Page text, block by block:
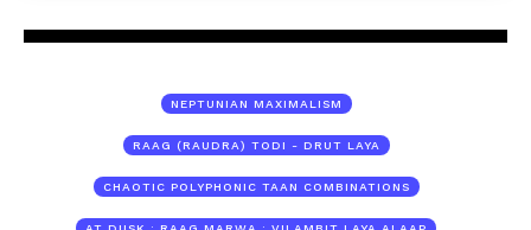
NEPTUNIAN MAXIMALISM
RAAG (RAUDRA) TODI - DRUT LAYA
CHAOTIC POLYPHONIC TAAN COMBINATIONS